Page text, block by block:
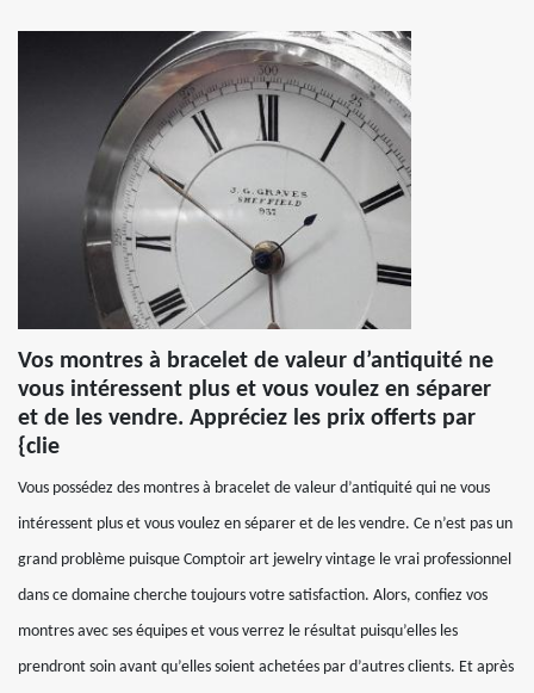
Vos montres à bracelet de valeur d’antiquité ne
vous intéressent plus et vous voulez en séparer
et de les vendre. Appréciez les prix offerts par
{clie
Vous possédez des montres à bracelet de valeur d’antiquité qui ne vous
intéressent plus et vous voulez en séparer et de les vendre. Ce n’est pas un
grand problème puisque Comptoir art jewelry vintage le vrai professionnel
dans ce domaine cherche toujours votre satisfaction. Alors, confiez vos
montres avec ses équipes et vous verrez le résultat puisqu’elles les
prendront soin avant qu’elles soient achetées par d’autres clients. Et après